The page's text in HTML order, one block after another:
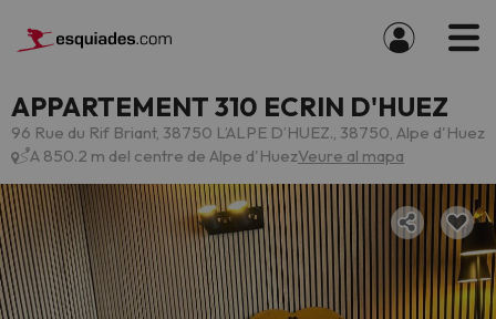
APPARTEMENT 310 ECRIN D'HUEZ
96 Rue du Rif Briant, 38750 L’ALPE D’HUEZ., 38750, Alpe d'Huez
A 850.2 m del centre de Alpe d'HuezVeure al mapa